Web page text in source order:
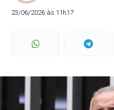
23/06/2026 às 11h17